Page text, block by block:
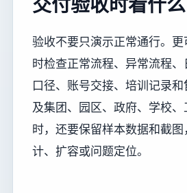
交付验收时看什么
验收不要只演示正常通行。更
时检查正常流程、异常流程
口径、账号交接、培训记录
及集团、园区、政府、学校、
时，还要保留样本数据和截
计、扩容或问题定位。